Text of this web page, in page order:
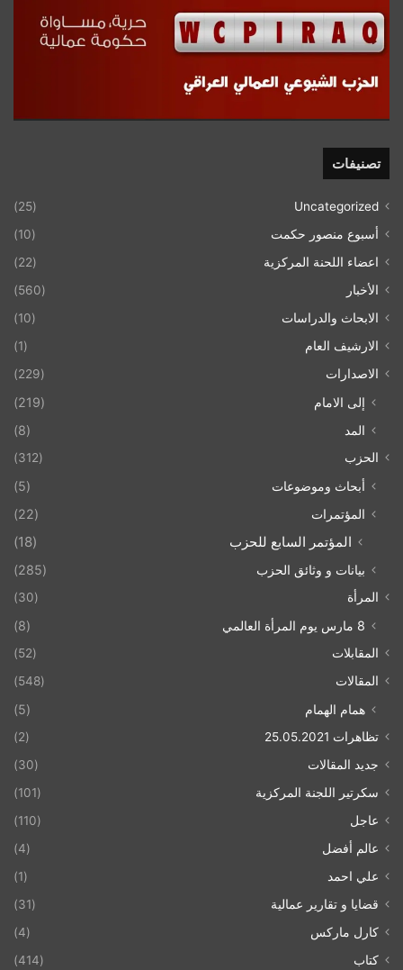
تصنيفات
Uncategorized
(25)
أسبوع منصور حكمت
(10)
اعضاء اللحنة المركزية
(22)
الأخبار
(560)
الابحاث والدراسات
(10)
الارشيف العام
(1)
الاصدارات
(229)
إلى الامام
(219)
المد
(8)
الحزب (312)
أبحاث وموضوعات
(5)
المؤتمرات
(22)
المؤتمر السابع للحزب (18)
بيانات و وثائق الحزب (285)
المرأة (30)
8 مارس يوم المرأة العالمي (8)
المقابلات
(52)
المقالات
(548)
همام الهمام (5)
تظاهرات 25.05.2021
(2)
جديد المقالات
(30)
سكرتير اللجنة المركزية
(101)
عاجل
(110)
عالم أفضل
(4)
علي احمد
(1)
قضايا و تقارير عمالية
(31)
كارل ماركس
(4)
كتاب
(414)